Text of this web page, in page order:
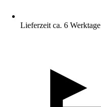
Lieferzeit ca. 6 Werktage